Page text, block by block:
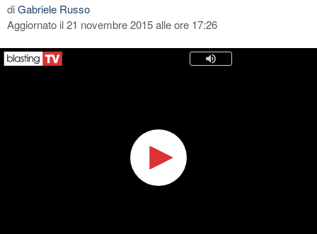
diGabriele Russo
Aggiornato il 21 novembre 2015 alle ore 17:26